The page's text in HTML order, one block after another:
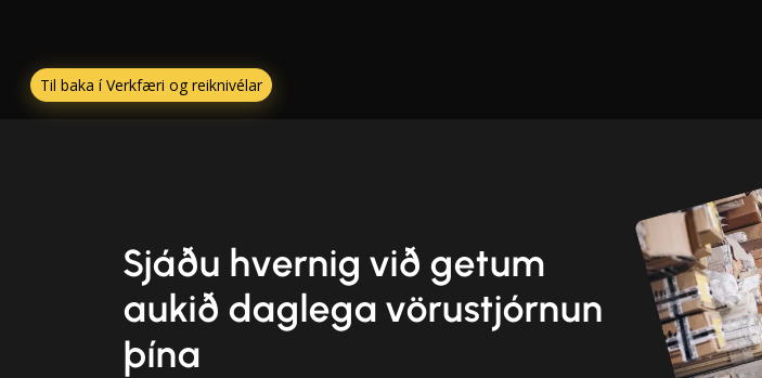
Til baka í Verkfæri og reiknivélar
Sjáðu hvernig við getum
aukið daglega vörustjórnun
þína